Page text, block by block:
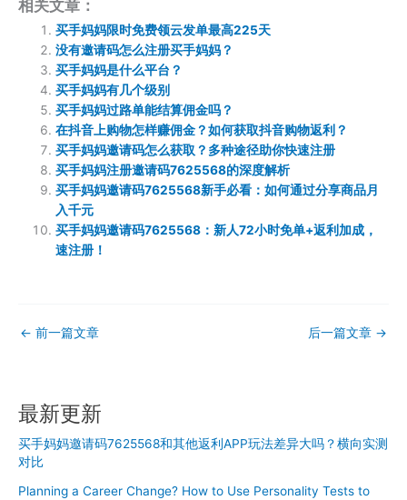
相关文章：
买手妈妈限时免费领云发单最高225天
没有邀请码怎么注册买手妈妈？
买手妈妈是什么平台？
买手妈妈有几个级别
买手妈妈过路单能结算佣金吗？
在抖音上购物怎样赚佣金？如何获取抖音购物返利？
买手妈妈邀请码怎么获取？多种途径助你快速注册
买手妈妈注册邀请码7625568的深度解析
买手妈妈邀请码7625568新手必看：如何通过分享商品月
入千元
买手妈妈邀请码7625568：新人72小时免单+返利加成，
速注册！
← 前一篇文章 后一篇文章 →
最新更新
买手妈妈邀请码7625568和其他返利APP玩法差异大吗？横向实测
对比
Planning a Career Change? How to Use Personality Tests to